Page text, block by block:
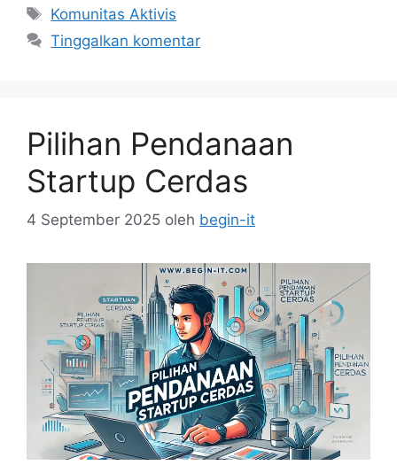
Tag
Komunitas Aktivis
Tinggalkan komentar
Pilihan Pendanaan
Startup Cerdas
4 September 2025 oleh begin-it